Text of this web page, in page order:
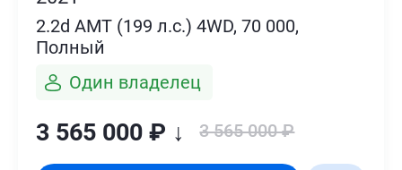
2.2d AMT (199 л.с.) 4WD, 70 000,
Полный
Один владелец
3 565 000 ₽ ↓ 3 565 000 ₽